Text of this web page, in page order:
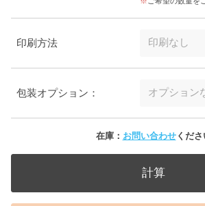
印刷方法
包装オプション：
在庫： お問い合わせくださ
計算